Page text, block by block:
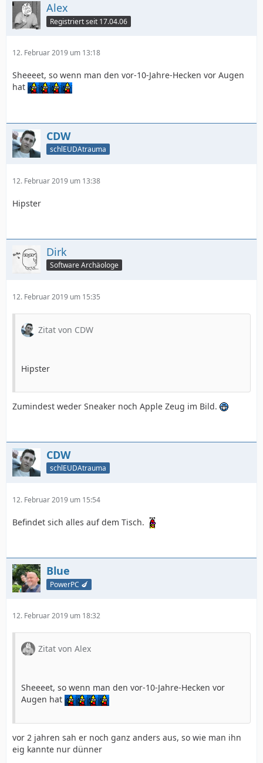
Alex
Registriert seit 17.04.06
12. Februar 2019 um 13:18
Sheeeet, so wenn man den vor-10-Jahre-Hecken vor Augen
hat
CDW
schlEUDAtrauma
12. Februar 2019 um 13:38
Hipster
Dirk
Software Archäologe
12. Februar 2019 um 15:35
Zitat von CDW
Hipster
Zumindest weder Sneaker noch Apple Zeug im Bild.
CDW
schlEUDAtrauma
12. Februar 2019 um 15:54
Befindet sich alles auf dem Tisch.
Blue
PowerPC 🍆
12. Februar 2019 um 18:32
Zitat von Alex
Sheeeet, so wenn man den vor-10-Jahre-Hecken vor
Augen hat
vor 2 jahren sah er noch ganz anders aus, so wie man ihn
eig kannte nur dünner